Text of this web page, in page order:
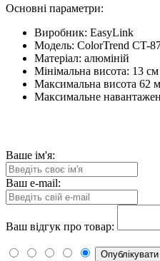
Основні параметри:
Виробник: EasyLink
Модель: ColorTrend CT-
Матеріал: алюміній
Мінімальна висота: 13 см
Максимальна висота 62
Максимальне
Ваше ім'я:
Ваш e-mail:
Ваш відгук про товар:
Опублікувати